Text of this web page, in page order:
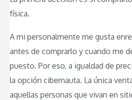
física.
A mi personalmente me gusta
antes de comprarlo y cuando me
puesto. Por eso, a igualdad de
la opción cibernauta. La única
aquellas personas que vivan en